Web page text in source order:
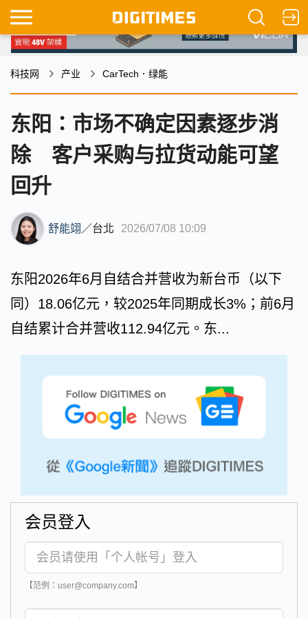
科技网 产业 CarTech．绿能
东阳：市场不确定因素逐步消
除 客户采购与拉货动能可望
回升
舒能翊 ／台北 2026/07/08 10:09
东阳2026年6月自结合并营收为新台币（以下
同）18.06亿元，较2025年同期成长3%；前6月
自结累计合并营收112.94亿元。东...
会员登入
【范例：user@company.com】